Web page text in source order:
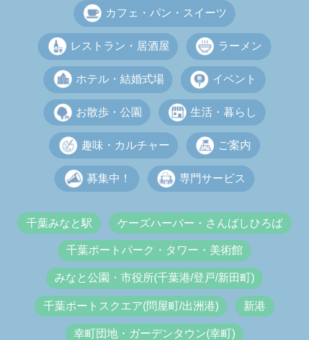
カフェ・パン・スイーツ
レストラン・居酒屋 ラーメン
ホテル・結婚式場 イベント
お散歩・公園 生活・暮らし
趣味・カルチャー ご案内
募集中！ 専門サービス
千葉みなと駅 ケーズハーバー・さんばしひろば
千葉ポートパーク・タワー・美術館
みなと公園・市役所(千葉港/登戸/新田町)
千葉ポートスクエア(問屋町/出洲港) 新港
幸町団地・ガーデンタウン(幸町)